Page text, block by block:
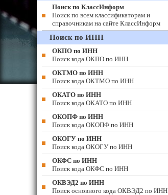
Поиск по КлассИнформ
Поиск по всем классификаторам и
справочникам на сайте КлассИнформ
Поиск по ИНН
ОКПО по ИНН
Поиск кода ОКПО по ИНН
ОКТМО по ИНН
Поиск кода ОКТМО по ИНН
ОКАТО по ИНН
Поиск кода ОКАТО по ИНН
ОКОПФ по ИНН
Поиск кода ОКОПФ по ИНН
ОКОГУ по ИНН
Поиск кода ОКОГУ по ИНН
ОКФС по ИНН
Поиск кода ОКФС по ИНН
ОКВЭД2 по ИНН
Поиск основного кода ОКВЭД2 по ИНН